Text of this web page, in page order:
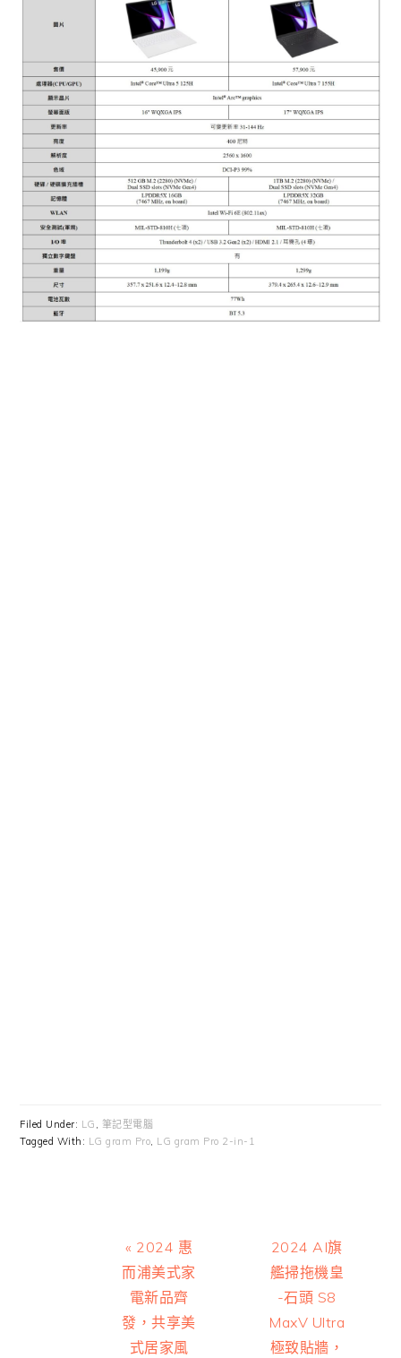
Filed Under: LG , 筆記型電腦
Tagged With: LG gram Pro, LG gram Pro 2-in-1
Previous
Post:
« 2024 惠
而浦美式家
電新品齊
發，共享美
式居家風
Next
Post:
2024 AI旗
艦掃拖機皇
-石頭 S8
MaxV Ultra
極致貼牆，